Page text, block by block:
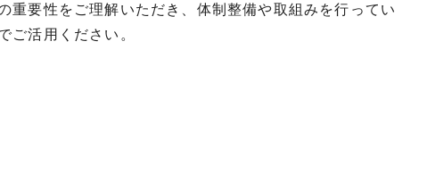
要性をご理解いただき、体制整備や取組みを行ってい
ご活用ください。